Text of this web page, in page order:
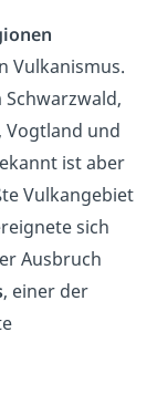
Vulkanismus.
Vogtland und
ist aber
Vulkangebiet
sich
Ausbruch
, einer der